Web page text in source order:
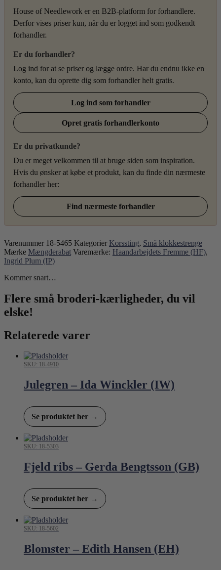
House of Needlework er en B2B-platform for forhandlere.
Derfor vises priser kun, når du er logget ind som godkendt
forhandler.
Er du forhandler?
Log ind for at se priser og lægge ordre. Har du endnu ikke en
konto, kan du oprette dig som forhandler helt gratis.
Log ind som forhandler
Opret gratis forhandlerkonto
Er du privatkunde?
Du er meget velkommen til at bruge siden som inspiration.
Hvis du ønsker at købe et produkt, kan du finde din nærmeste
forhandler her:
Find nærmeste forhandler
Varenummer 18-5465 Kategorier Korssting, Små klokkestrenge
Mærke Mængderabat Varemærke: Haandarbejdets Fremme (HF),
Ingrid Plum (IP)
Kommer snart…
Flere små broderi-kærligheder, du vil
elske!
Relaterede varer
SKU: 18-4910
Julegren – Ida Winckler (IW)
Se produktet her →
SKU: 18-5303
Fjeld ribs – Gerda Bengtsson (GB)
Se produktet her →
SKU: 18-5602
Blomster – Edith Hansen (EH)